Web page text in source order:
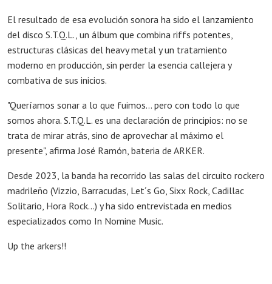
El resultado de esa evolución sonora ha sido el lanzamiento
del disco S.T.Q.L., un álbum que combina riffs potentes,
estructuras clásicas del heavy metal y un tratamiento
moderno en producción, sin perder la esencia callejera y
combativa de sus inicios.
"Queríamos sonar a lo que fuimos... pero con todo lo que
somos ahora. S.T.Q.L. es una declaración de principios: no se
trata de mirar atrás, sino de aprovechar al máximo el
presente", afirma José Ramón, bateria de ARKER.
Desde 2023, la banda ha recorrido las salas del circuito rockero
madrileño (Vizzio, Barracudas, Let´s Go, Sixx Rock, Cadillac
Solitario, Hora Rock...) y ha sido entrevistada en medios
especializados como In Nomine Music.
Up the arkers!!